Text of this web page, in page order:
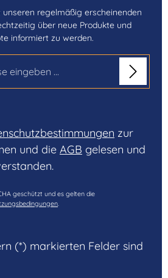
regelmäßig erscheinenden
über neue Produkte und
informiert zu werden.
zur
und die AGB gelesen und
geschützt und es gelten die
.
(*) markierten Felder sind